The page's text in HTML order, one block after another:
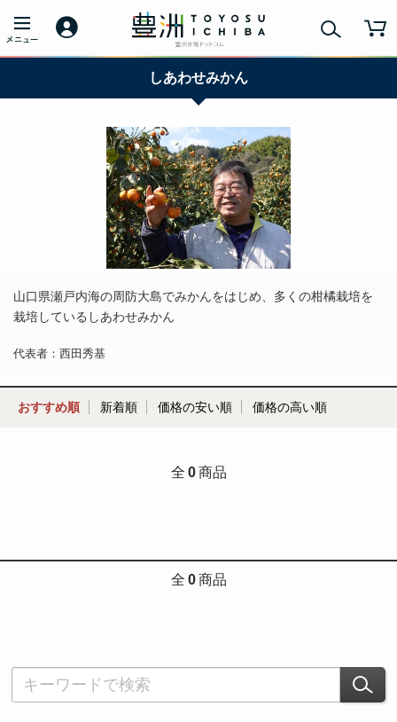
しあわせみかん
山口県瀬戸内海の周防大島でみかんをはじめ、多くの柑橘栽培を
栽培しているしあわせみかん
代表者：西田秀基
おすすめ順 新着順 価格の安い順 価格の高い順
全 0 商品
全 0 商品